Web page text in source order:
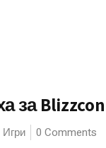
за
Игри 0 Comments